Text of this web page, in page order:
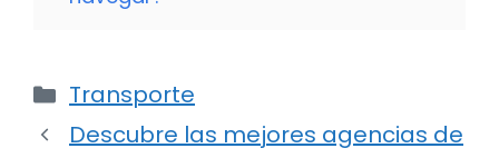
Categorías
Transporte
Descubre las mejores agencias de